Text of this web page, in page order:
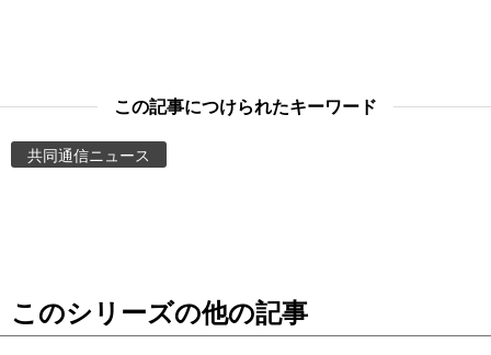
お知らせ
この記事につけられたキーワード
共同通信ニュース
このシリーズの他の記事